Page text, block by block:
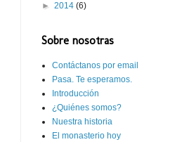
► 2014 (6)
Sobre nosotras
Contáctanos por email
Pasa. Te esperamos.
Introducción
¿Quiénes somos?
Nuestra historia
El monasterio hoy